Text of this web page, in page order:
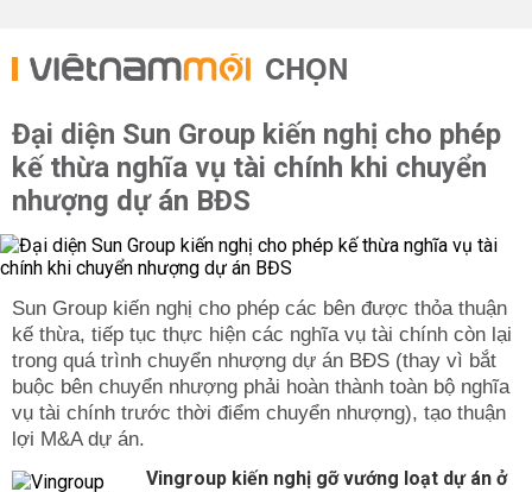
CHỌN
Đại diện Sun Group kiến nghị cho phép
kế thừa nghĩa vụ tài chính khi chuyển
nhượng dự án BĐS
Sun Group kiến nghị cho phép các bên được thỏa thuận
kế thừa, tiếp tục thực hiện các nghĩa vụ tài chính còn lại
trong quá trình chuyển nhượng dự án BĐS (thay vì bắt
buộc bên chuyển nhượng phải hoàn thành toàn bộ nghĩa
vụ tài chính trước thời điểm chuyển nhượng), tạo thuận
lợi M&A dự án.
Vingroup kiến nghị gỡ vướng loạt dự án ở